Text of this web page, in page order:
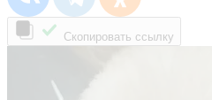
Скопировать ссылку